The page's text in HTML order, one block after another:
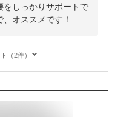
をしっかりサポートで
オススメです！
（2件）